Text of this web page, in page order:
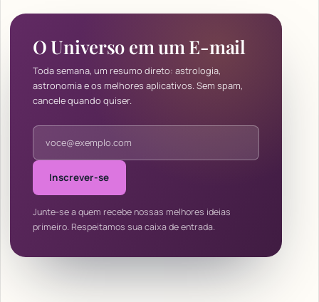
O Universo em um E-mail
Toda semana, um resumo direto: astrologia,
astronomia e os melhores aplicativos. Sem spam,
cancele quando quiser.
Endereço de e-mail
Inscrever-se
Junte-se a quem recebe nossas melhores ideias
primeiro. Respeitamos sua caixa de entrada.